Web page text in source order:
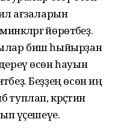
ағзаларын
йөрөтәбеҙ.
биш һыйырҙан
өсөн һауын
Беҙҙең өсөн иң
крәҫтиән
үҫешеүе.